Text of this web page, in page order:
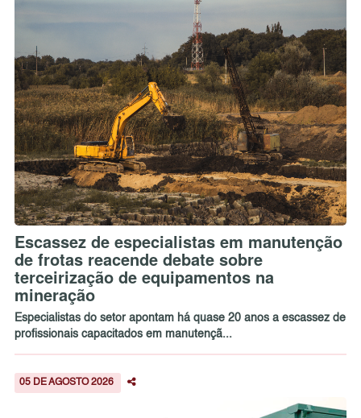
Escassez de especialistas em manutenção
de frotas reacende debate sobre
terceirização de equipamentos na
mineração
Especialistas do setor apontam há quase 20 anos a escassez de
profissionais capacitados em manutençã...
05 DE AGOSTO 2026